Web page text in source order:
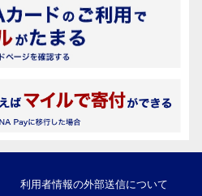
利用者情報の外部送信について